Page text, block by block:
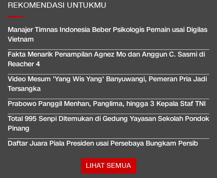
REKOMENDASI UNTUKMU
Manajer Timnas Indonesia Beber Psikologis Pemain usai Digilas
Vietnam
Fakta Menarik Penampilan Agnez Mo dan Anggun C. Sasmi di
Reacher 4
Video Mesum 'Yang Wis Yang' Banyuwangi, Pemeran Pria Jadi
Tersangka
Prabowo Panggil Menhan, Panglima, hingga 3 Kepala Staf TNI
Total 995 Senpi Ditemukan di Gedung Yayasan Sekolah Pondok
Pinang
Daftar Juara Piala Presiden usai Persebaya Bungkam Persib
LIHAT SEMUA